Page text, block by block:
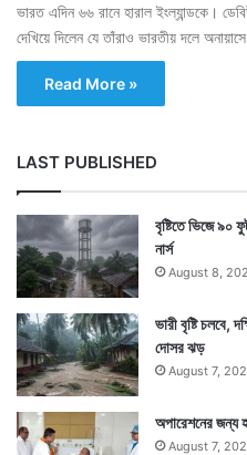
ভারত এদিন ৬৬ রানে হারাল ইংল্যান্ডকে।
দেখিয়ে দিলেন যে তাঁরাও ভারতীয় দলে
Read More »
LAST PUBLISHED
বৃষ্টিতে ভিজে ৯০
নার্স
August 8,
ভারী বৃষ্টি চলবে,
দোসর ঝড়
August 7,
অপারেশনের জন্য
August 7,